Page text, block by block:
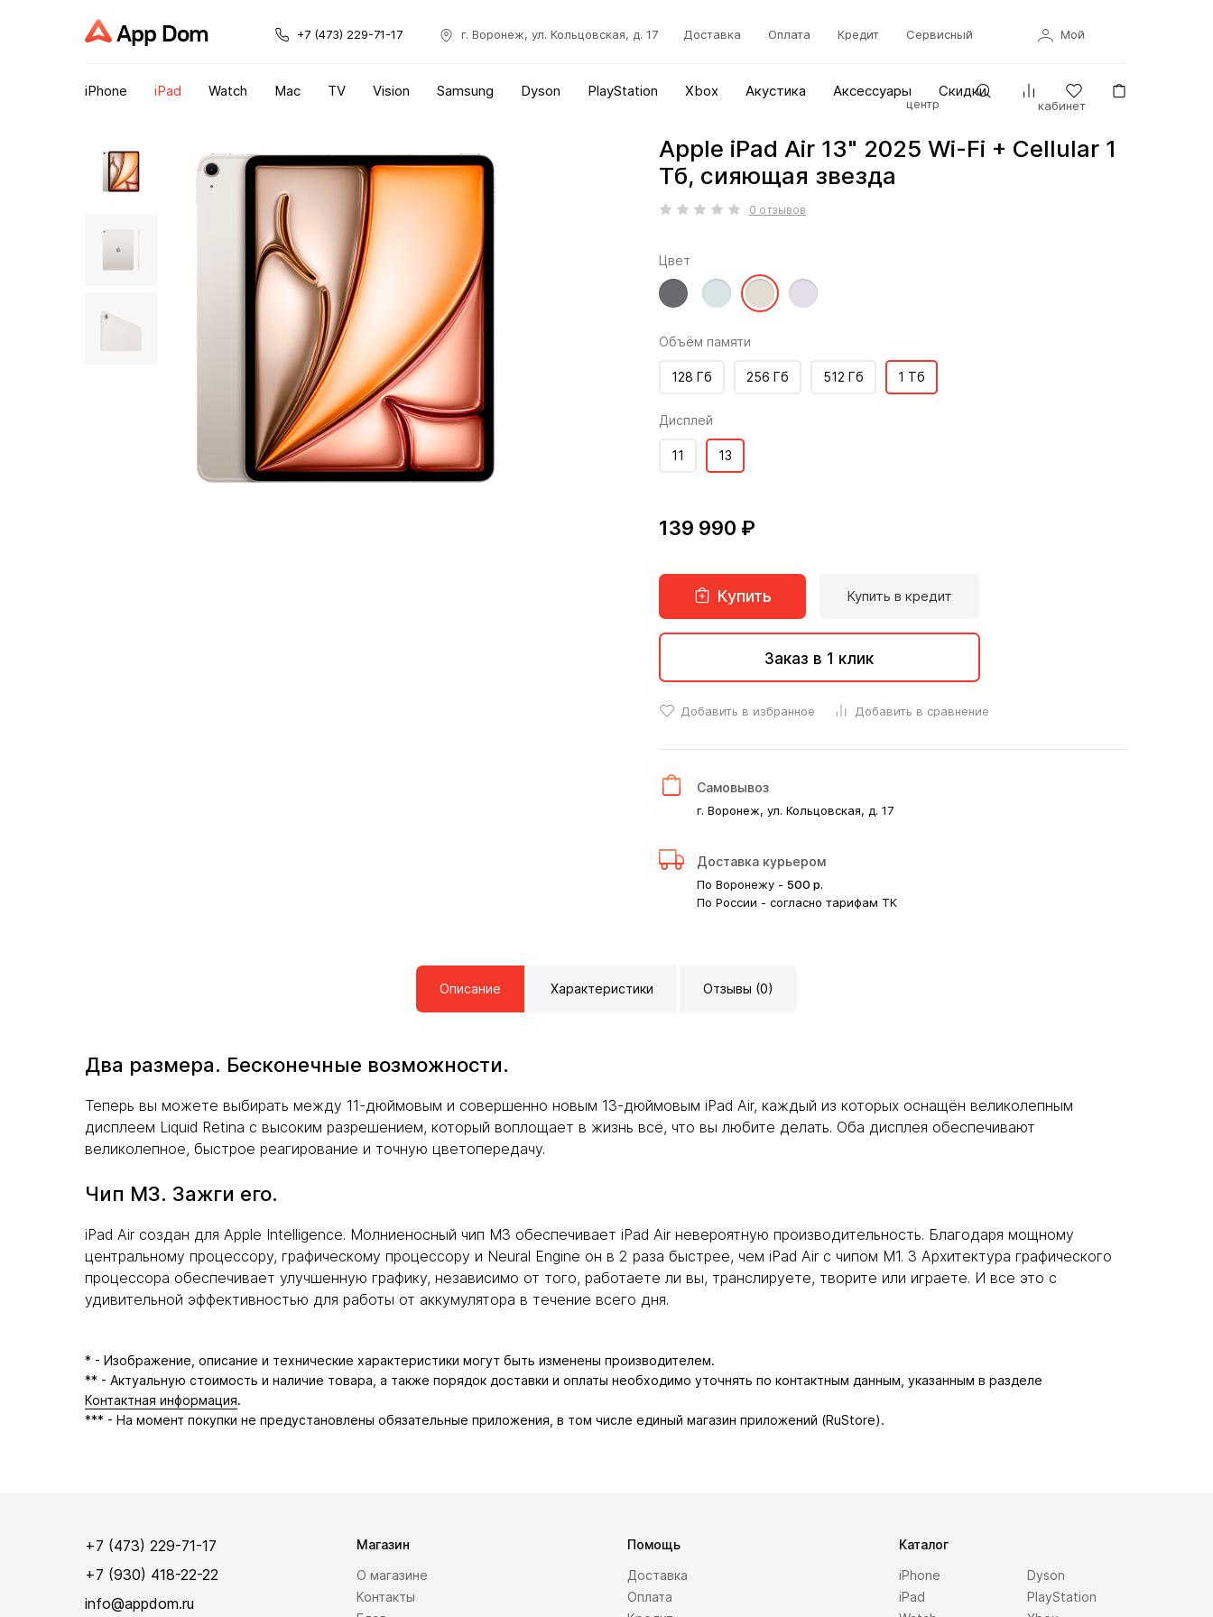
App Dom +7 (473) 229-71-17 г. Воронеж, ул. Кольцовская, д. 17 Доставка Оплата Кредит Сервисный
центр
Мой
кабинет
iPhone iPad Watch Mac TV Vision Samsung Dyson PlayStation Xbox Акустика Аксессуары Скидки
Apple iPad Air 13" 2025 Wi-Fi + Cellular 1
Тб, сияющая звезда
0 отзывов
Цвет
Объём памяти
1 Тб
128 Гб 256 Гб 512 Гб
Дисплей
13
11
139 990 ₽
Купить Купить в кредит
Заказ в 1 клик
Добавить в избранное Добавить в сравнение
Самовывоз
г. Воронеж, ул. Кольцовская, д. 17
Доставка курьером
По Воронежу - 500 р.
По России - согласно тарифам ТК
Описание Характеристики Отзывы (0)
Два размера. Бесконечные возможности.
Теперь вы можете выбирать между 11-дюймовым и совершенно новым 13-дюймовым iPad Air, каждый из которых оснащён великолепным
дисплеем Liquid Retina с высоким разрешением, который воплощает в жизнь всё, что вы любите делать. Оба дисплея обеспечивают
великолепное, быстрое реагирование и точную цветопередачу.
Чип M3. Зажги его.
iPad Air создан для Apple Intelligence. Молниеносный чип M3 обеспечивает iPad Air невероятную производительность. Благодаря мощному
центральному процессору, графическому процессору и Neural Engine он в 2 раза быстрее, чем iPad Air с чипом M1. 3 Архитектура графического
процессора обеспечивает улучшенную графику, независимо от того, работаете ли вы, транслируете, творите или играете. И все это с
удивительной эффективностью для работы от аккумулятора в течение всего дня.
* - Изображение, описание и технические характеристики могут быть изменены производителем.
** - Актуальную стоимость и наличие товара, а также порядок доставки и оплаты необходимо уточнять по контактным данным, указанным в разделе
Контактная информация.
*** - На момент покупки не предустановлены обязательные приложения, в том числе единый магазин приложений (RuStore).
+7 (473) 229-71-17
+7 (930) 418-22-22
info@appdom.ru
Магазин
О магазине
Контакты
Помощь
Доставка
Оплата
Каталог
iPhone
iPad
Dyson
PlayStation